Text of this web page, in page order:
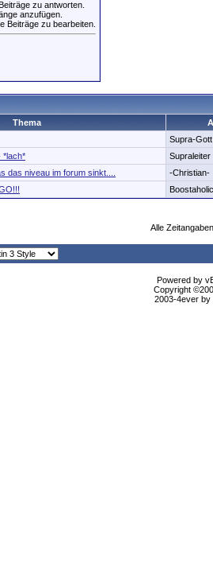
Beiträge zu antworten.
anzufügen.
Beiträge zu bearbeiten.
Thema
Supra-Gott
*lach*
Supraleiter
das niveau im forum sinkt....
-Christian-
Boostaholic
Alle
Powered by
Copyright
2003-4ever by